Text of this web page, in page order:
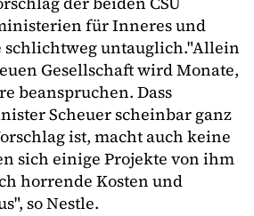
für Inneres und
schlichtweg untauglich."Allein
Gesellschaft wird Monate,
beanspruchen. Dass
Scheuer scheinbar ganz
ist, macht auch keine
sich einige Projekte von ihm
horrende Kosten und
so Nestle.